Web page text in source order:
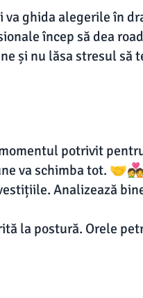
ghida alegerile în
încep să dea
și nu lăsa stresul să
potrivit
va schimba tot. 🤝💑
Analizează
la postură. Orele